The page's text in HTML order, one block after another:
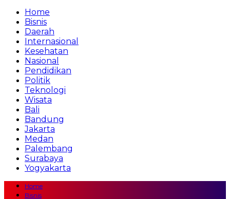
Home
Bisnis
Daerah
Internasional
Kesehatan
Nasional
Pendidikan
Politik
Teknologi
Wisata
Bali
Bandung
Jakarta
Medan
Palembang
Surabaya
Yogyakarta
Home
Bisnis